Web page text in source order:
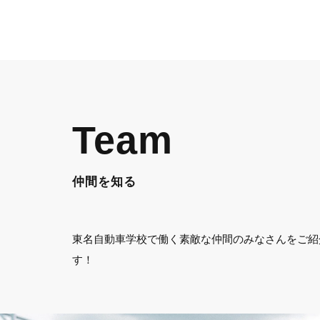
Team
仲間を知る
東名自動車学校で働く素敵な仲間のみなさんをご
す！